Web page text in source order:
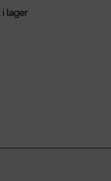
i lager